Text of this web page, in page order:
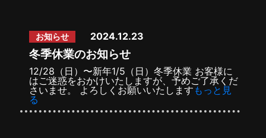
お知らせ 2024.12.23
冬季休業のお知らせ
12/28（日）〜新年1/5（日）冬季休業 お客様に
はご迷惑をおかけいたしますが、予めご了承くだ
さいませ。 よろしくお願いいたします もっと見
る